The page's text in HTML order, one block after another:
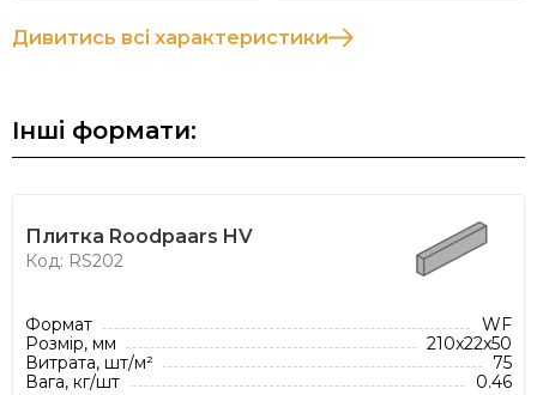
Дивитись всі характеристики
Інші формати:
Плитка Roodpaars HV
Код: RS202
Формат
WF
Розмір, мм
210x22x50
Витрата, шт/м²
75
Вага, кг/шт
0.46